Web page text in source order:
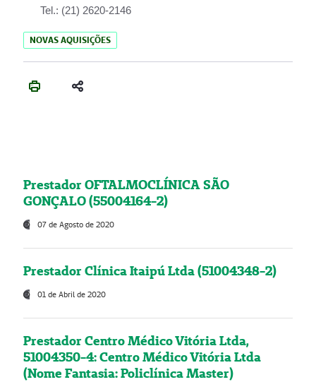
Tel.: (21) 2620-2146
NOVAS AQUISIÇÕES
Prestador OFTALMOCLÍNICA SÃO
GONÇALO (55004164-2)
07 de Agosto de 2020
Prestador Clínica Itaipú Ltda (51004348-2)
01 de Abril de 2020
Prestador Centro Médico Vitória Ltda,
51004350-4: Centro Médico Vitória Ltda
(Nome Fantasia: Policlínica Master)